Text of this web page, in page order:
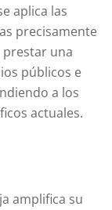
aplica las
precisamente
una
públicos e
a los
actuales.
amplifica su